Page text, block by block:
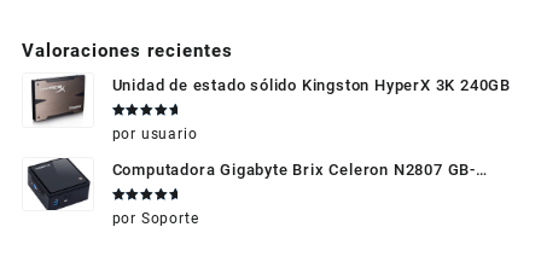
Valoraciones recientes
Unidad de estado sólido Kingston HyperX 3K 240GB
Valorado
en5 de 5
por usuario
Computadora Gigabyte Brix Celeron N2807 GB-
BXBT-2807 + WIFI + RAM de 4GB + HDD 500gb +
Windows 10
Valorado
en5 de 5
por Soporte